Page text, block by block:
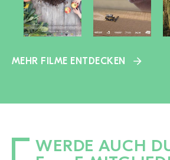
MEHR FILME ENTDECKEN
WERDE AUCH